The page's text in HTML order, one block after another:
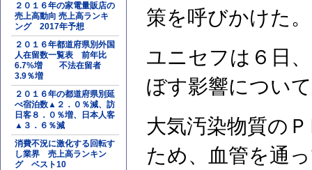
２０１６年の家電量販店の
売上高動向 売上高ランキ
ング 2017年予想
２０１６年都道府県別外国
人在留数一覧表 前年比
6.7%増 不法在留者
3.9％増
２０１６年の都道府県別延
べ宿泊数▲２．０％減、訪
日客８．０％増、日本人客
▲３．６％減
消費不況に激化する回転す
し業界 売上高ランキン
グ ベスト10
策を呼びかけた。
ユニセフは６日
ぼす影響につい
大気汚染物質の
ため、血管を通